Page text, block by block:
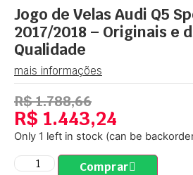
Jogo de Velas Audi Q5
2017/2018 – Originais e
Qualidade
mais informações
R$1.788,66
R$ 1.443,24
Only 1 left in stock (can be
Comprar